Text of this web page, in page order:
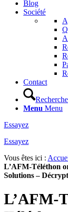
Blog
Société
Contact
Menu Menu
Essayez
Essayez
Vous êtes ici :
L’AFM-Téléthon
Solutions –
L’AFM-